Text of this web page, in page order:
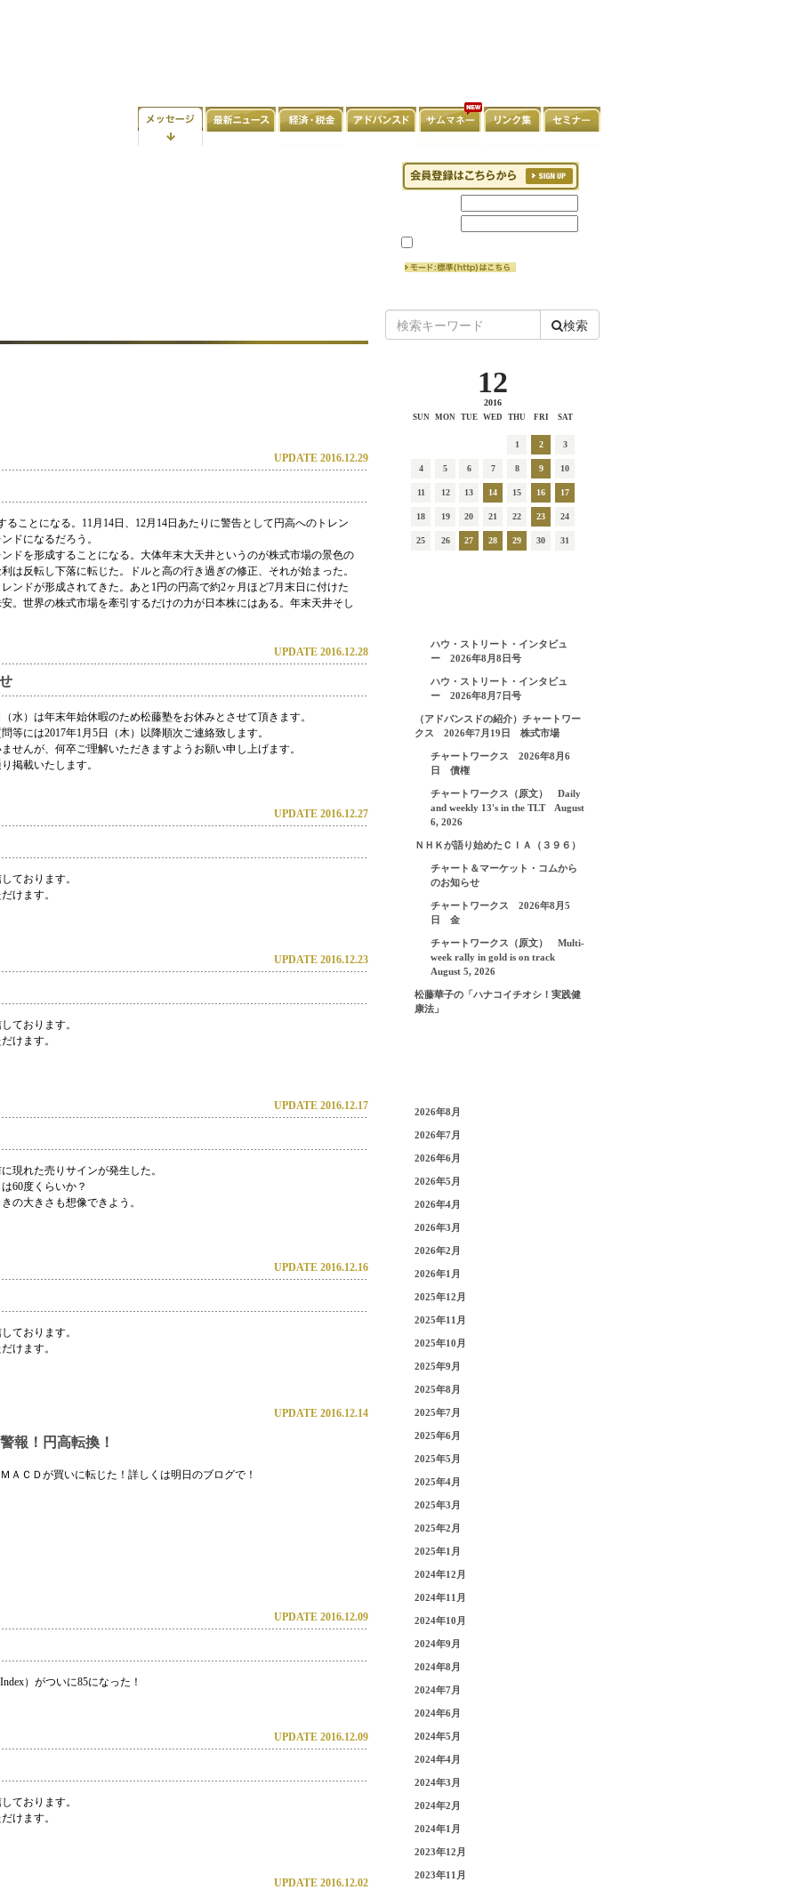
UPDATE 2016.12.29
ことになる。11月14日、12月14日あたりに警告として円高へのトレン
ドになるだろう。
ドを形成することになる。大体年末大天井というのが株式市場の景色の
は反転し下落に転じた。ドルと高の行き過ぎの修正、それが始まった。
ンドが形成されてきた。あと1円の円高で約2ヶ月ほど7月末日に付けた
。世界の株式市場を牽引するだけの力が日本株にはある。年末天井そし
UPDATE 2016.12.28
水）は年末年始休暇のため松藤塾をお休みとさせて頂きます。
等には2017年1月5日（木）以降順次ご連絡致します。
せんが、何卒ご理解いただきますようお願い申し上げます。
掲載いたします。
UPDATE 2016.12.27
ております。
けます。
UPDATE 2016.12.23
ております。
けます。
UPDATE 2016.12.17
現れた売りサインが発生した。
60度くらいか？
の大きさも想像できよう。
UPDATE 2016.12.16
ております。
けます。
UPDATE 2016.12.14
警報！円高転換！
ＭＡＣＤが買いに転じた！詳しくは明日のブログで！
UPDATE 2016.12.09
）がついに85になった！
UPDATE 2016.12.09
ております。
けます。
UPDATE 2016.12.02
検索
12
2016
SUN MON TUE WED THU FRI SAT
1 2 3
4 5 6 7 8 9 10
11 12 13 14 15 16 17
18 19 20 21 22 23 24
25 26 27 28 29 30 31
ハウ・ストリート・インタビュ
ー 2026年8月8日号
ハウ・ストリート・インタビュ
ー 2026年8月7日号
（アドバンスドの紹介）チャートワー
クス 2026年7月19日 株式市場
チャートワークス 2026年8月6
日 債権
チャートワークス（原文） Daily
and weekly 13's in the TLT August
6, 2026
ＮＨＫが語り始めたＣＩＡ（３９６）
チャート＆マーケット・コムから
のお知らせ
チャートワークス 2026年8月5
日 金
チャートワークス（原文） Multi-
week rally in gold is on track
August 5, 2026
松藤華子の「ハナコイチオシ！実践健
康法」
2026年8月
2026年7月
2026年6月
2026年5月
2026年4月
2026年3月
2026年2月
2026年1月
2025年12月
2025年11月
2025年10月
2025年9月
2025年8月
2025年7月
2025年6月
2025年5月
2025年4月
2025年3月
2025年2月
2025年1月
2024年12月
2024年11月
2024年10月
2024年9月
2024年8月
2024年7月
2024年6月
2024年5月
2024年4月
2024年3月
2024年2月
2024年1月
2023年12月
2023年11月